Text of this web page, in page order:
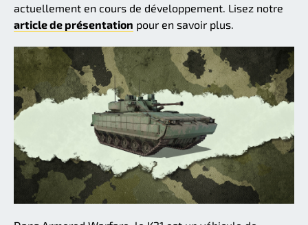
actuellement en cours de développement. Lisez notre
article de présentation pour en savoir plus.